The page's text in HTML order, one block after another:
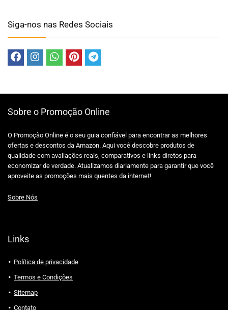
Siga-nos nas Redes Sociais
Sobre o Promoção Online
O Promoção Online é o seu guia confiável para encontrar as melhores
ofertas e descontos da Amazon. Aqui você descobre produtos de
qualidade com avaliações reais, comparativos e links diretos para
economizar de verdade. Atualizamos diariamente para garantir que você
aproveite as promoções mais quentes da internet!
Sobre Nós
Links
Política de privacidade
Termos e Condições
Sitemap
Contato